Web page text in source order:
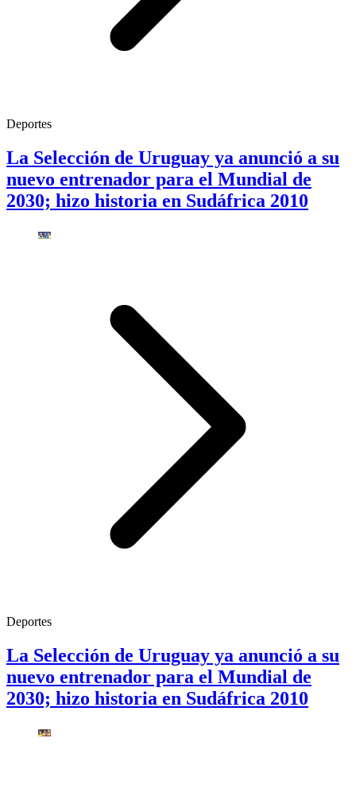
Deportes
La Selección de Uruguay ya anunció a su
nuevo entrenador para el Mundial de
2030; hizo historia en Sudáfrica 2010
Deportes
La Selección de Uruguay ya anunció a su
nuevo entrenador para el Mundial de
2030; hizo historia en Sudáfrica 2010